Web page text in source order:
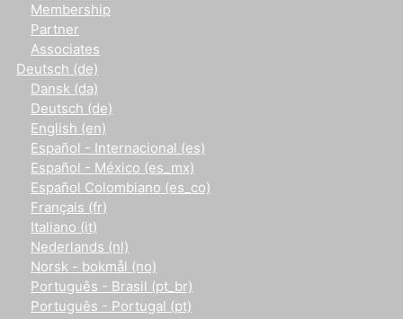
Membership
Partner
Associates
Deutsch ‎(de)‎
Dansk ‎(da)‎
Deutsch ‎(de)‎
English ‎(en)‎
Español - Internacional ‎(es)‎
Español - México ‎(es_mx)‎
Español Colombiano ‎(es_co)‎
Français ‎(fr)‎
Italiano ‎(it)‎
Nederlands ‎(nl)‎
Norsk - bokmål ‎(no)‎
Português - Brasil ‎(pt_br)‎
Português - Portugal ‎(pt)‎